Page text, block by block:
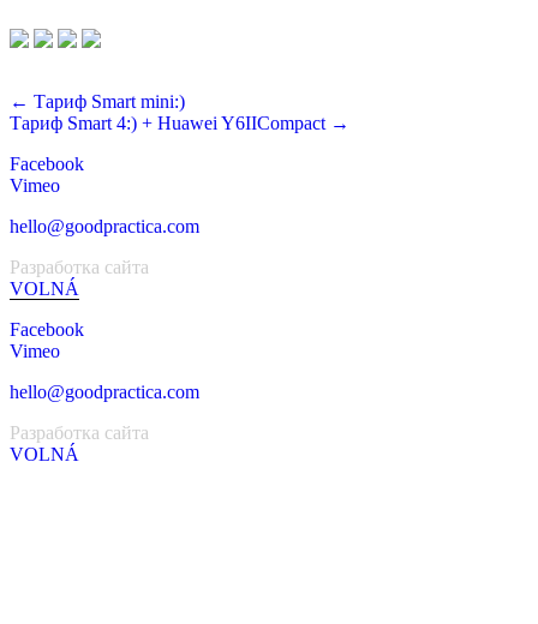
← Тариф Smart mini:)
Тариф Smart 4:) + Huawei Y6IICompact →
Facebook
Vimeo
hello@goodpractica.com
Разработка сайта
VOLNÁ
Facebook
Vimeo
hello@goodpractica.com
Разработка сайта
VOLNÁ